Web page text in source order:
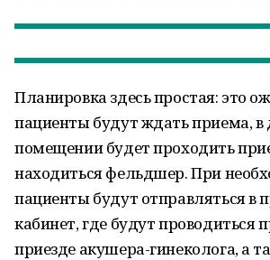
Планировка здесь простая: это
пациенты будут ждать приема,
помещении будет проходить
находиться фельдшер. При
пациенты будут отправляться в
кабинет, где будут проводиться
приезде акушера-гинеколога, а